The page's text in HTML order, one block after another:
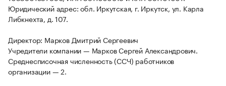
Юридический адрес: обл. Иркутская, г. Иркутск, ул. Карла
Либкнехта, д. 107.
Директор: Марков Дмитрий Сергеевич
Учредители компании — Марков Сергей Александрович.
Среднесписочная численность (ССЧ) работников
организации — 2.